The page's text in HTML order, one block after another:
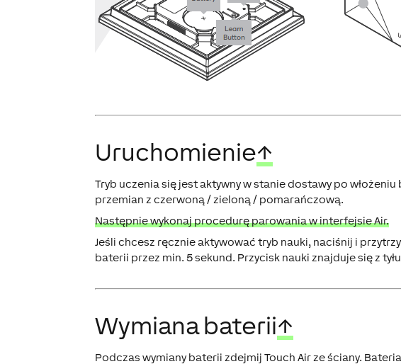
Uruchomienie↑
Tryb uczenia się jest aktywny w stanie dostawy po
przemian z czerwoną / zieloną / pomarańczową.
Następnie wykonaj procedurę parowania w interfejsie Air.
Jeśli chcesz ręcznie aktywować tryb nauki, naciśnij i
baterii przez min. 5 sekund. Przycisk nauki znajduje się z
Wymiana baterii↑
Podczas wymiany baterii zdejmij Touch Air ze ściany.